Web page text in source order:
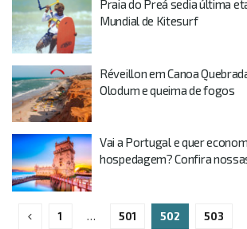
Praia do Preá sedia última
Mundial de Kitesurf
Réveillon em Canoa
Olodum e queima de fogos
Vai a Portugal e quer
hospedagem? Confira
1 … 501 502 503